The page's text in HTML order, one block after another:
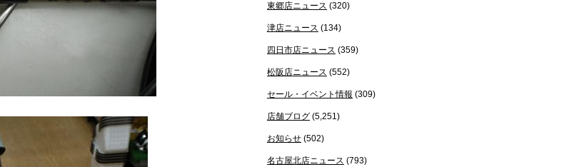
東郷店ニュース (320)
津店ニュース (134)
四日市店ニュース (359)
松阪店ニュース (552)
セール・イベント情報 (309)
店舗ブログ (5,251)
お知らせ (502)
名古屋北店ニュース (793)